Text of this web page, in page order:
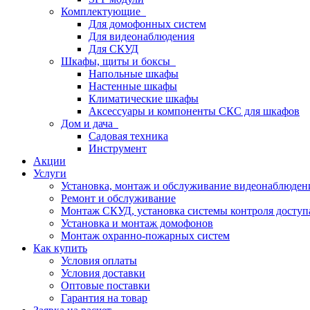
Комплектующие
Для домофонных систем
Для видеонаблюдения
Для СКУД
Шкафы, щиты и боксы
Напольные шкафы
Настенные шкафы
Климатические шкафы
Аксессуары и компоненты СКС для шкафов
Дом и дача
Садовая техника
Инструмент
Акции
Услуги
Установка, монтаж и обслуживание
Ремонт и обслуживание
Монтаж СКУД, установка системы контроля
Установка и монтаж домофонов
Монтаж охранно-пожарных систем
Как купить
Условия оплаты
Условия доставки
Оптовые поставки
Гарантия на товар